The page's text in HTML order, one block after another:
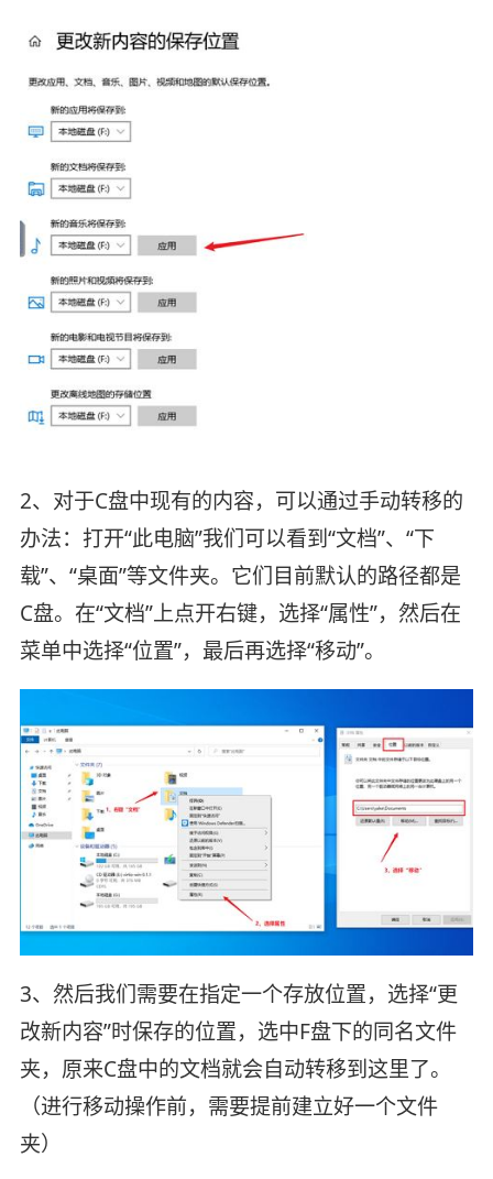
2、对于C盘中现有的内容，可以通过手动转移的
办法：打开“此电脑”我们可以看到“文档”、“下
载”、“桌面”等文件夹。它们目前默认的路径都是
C盘。在“文档”上点开右键，选择“属性”，然后在
菜单中选择“位置”，最后再选择“移动”。
3、然后我们需要在指定一个存放位置，选择“更
改新内容”时保存的位置，选中F盘下的同名文件
夹，原来C盘中的文档就会自动转移到这里了。
（进行移动操作前，需要提前建立好一个文件
夹）